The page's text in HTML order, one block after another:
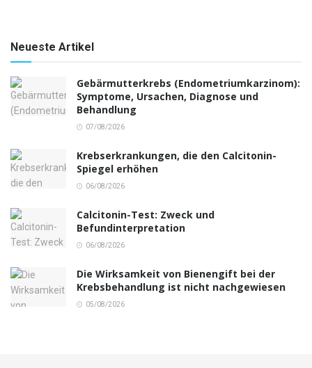
Neueste Artikel
Gebärmutterkrebs (Endometriumkarzinom):
Symptome, Ursachen, Diagnose und
Behandlung
07/08/2026
Krebserkrankungen, die den Calcitonin-
Spiegel erhöhen
06/08/2026
Calcitonin-Test: Zweck und
Befundinterpretation
06/08/2026
Die Wirksamkeit von Bienengift bei der
Krebsbehandlung ist nicht nachgewiesen
05/08/2026